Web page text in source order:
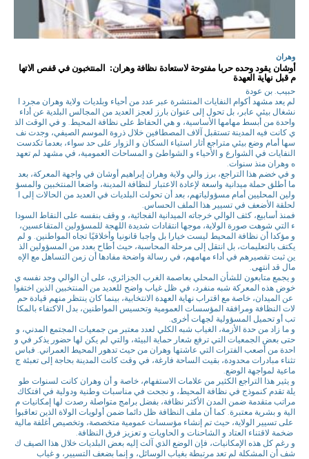
وهران
أوشان يقود وحده حربا مفتوحة لاستعادة نظافة وهران: المنتخبون في قفص الاتها
م قبل نهاية العهدة
حبيب. بن عودة
لم يعد مشهد أكوام النفايات المنتشرة عبر عدد من أحياء وبلديات ولاية وهران مجرد ا
نشغال بيئي عابر، بل تحول إلى عنوان بارز لعجز العديد من المجالس البلدية عن أداء
واحدة من أبسط مهامها الأساسية، و هي الحفاظ على نظافة المحيط. و في الوقت الذ
ي كانت فيه المدينة تستقبل آلاف المصطافين خلال ذروة الموسم الصيفي، وجدت نف
سها أمام وضع بيئي متراجع أثار استياء السكان و الزوار على حد سواء، بعدما تكدست
النفايات في الشوارع و الأحياء و الشواطئ و المساحات العمومية، في مشهد لم تعهد
ه وهران منذ سنوات.
و في خضم هذا التراجع، برز والي ولاية وهران إبراهيم أوشان في واجهة المعركة، بعد
ما أطلق حملة ميدانية واسعة لإعادة الاعتبار لنظافة المدينة، واضعا المنتخبين والمسؤ
ولين المحليين أمام مسؤولياتهم، بعد أن تحولت البلديات في العديد من الحالات إلى ا
لحلقة الأضعف في تسيير هذا الملف الحساس.
فمنذ أسابيع، كثف الوالي خرجاته الميدانية الفجائية، و وقف بنفسه على النقاط السودا
ء التي شوهت صورة الولاية، موجها انتقادات شديدة اللهجة للمسؤولين المتقاعسين،
و مؤكدا أن نظافة المحيط ليست خيارا بل واجبا قانونيا وأخلاقيًا تجاه المواطنين. و لم
يكتف بالتعليمات، بل انتقل إلى مرحلة المحاسبة، حيث أطاح بعدد من المسؤولين الذ
ين ثبت تقصيرهم في أداء مهامهم، في رسالة واضحة مفادها أن زمن التساهل مع الإه
مال قد انتهى.
و يجمع متابعون للشأن المحلي بعاصمة الغرب الجزائري، على أن الوالي وجد نفسه ي
خوض هذه المعركة شبه منفرد، في ظل غياب واضح للعديد من المنتخبين الذين اختفوا
عن الميدان، خاصة مع اقتراب نهاية العهدة الانتخابية، بينما كان ينتظر منهم قيادة حم
لات النظافة ومرافقة المؤسسات العمومية وتحسيس المواطنين، بدل الاكتفاء بالمكا
تب أو تحميل المسؤولية لجهات أخرى.
و ما زاد من حدة الأزمة، الغياب شبه الكلي لعدد معتبر من جمعيات المجتمع المدني، و
حتى بعض الجمعيات التي ترفع شعار حماية البيئة، والتي لم يكن لها حضور يذكر في و
احدة من أصعب الفترات التي عاشتها وهران من حيث تدهور المحيط العمراني. فباس
تثناء مبادرات محدودة، بقيت الساحة فارغة، في وقت كانت المدينة بحاجة إلى تعبئة ج
ماعية لمواجهة الوضع.
و يثير هذا التراجع الكثير من علامات الاستفهام، خاصة و أن وهران كانت لسنوات طو
يلة تقدم كنموذج في نظافة المحيط، و نجحت في مناسبات وطنية ودولية في افتكاك
مراتب متقدمة ضمن المدن الأكثر نظافة، بفضل برامج متواصلة رصدت لها إمكانيات م
الية و بشرية معتبرة. كما أن ملف النظافة ظل دائما ضمن أولويات الولاة الذين تعاقبوا
على تسيير الولاية، حيث تم إنشاء مؤسسات عمومية متخصصة، وتخصيص أغلفة مالية
ضخمة لاقتناء العتاد و الشاحنات و الحاويات و تعزيز فرق النظافة.
و رغم كل هذه الإمكانيات، فإن الوضع الذي آلت إليه بعض البلديات خلال هذا الصيف ك
شف أن المشكلة لم تعد مرتبطة بغياب الوسائل، و إنما بضعف التسيير، و غياب